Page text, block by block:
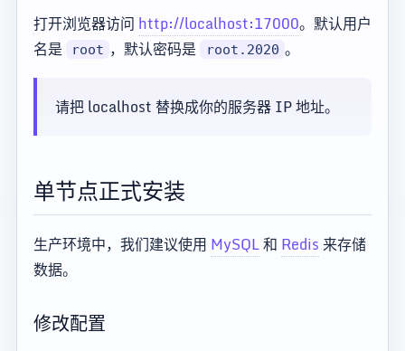
打开浏览器访问 http://localhost:17000。默认用户
名是
root ，默认密码是 root.2020 。
请把 localhost 替换成你的服务器 IP 地址。
单节点正式安装
生产环境中，我们建议使用 MySQL和 Redis来存储
数据。
修改配置